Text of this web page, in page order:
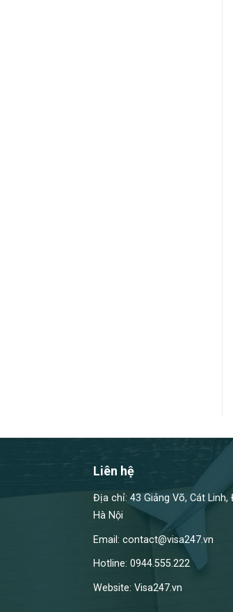
Liên hệ
Địa chỉ: 43 Giảng Võ, Cát Linh,
Hà Nội
Email: contact@visa247.vn
Hotline: 0944.555.222
Website: Visa247.vn